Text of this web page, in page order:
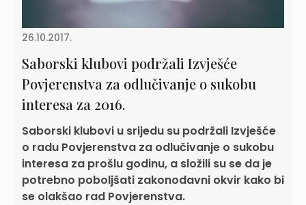
26.10.2017.
Saborski klubovi podržali Izvješće
Povjerenstva za odlučivanje o sukobu
interesa za 2016.
Saborski klubovi u srijedu su podržali Izvješće
o radu Povjerenstva za odlučivanje o sukobu
interesa za prošlu godinu, a složili su se da je
potrebno poboljšati zakonodavni okvir kako bi
se olakšao rad Povjerenstva.